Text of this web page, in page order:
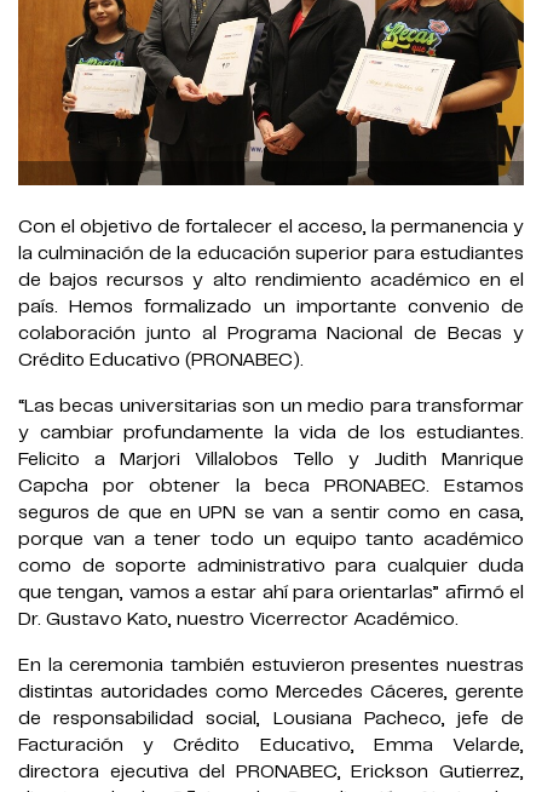
Con el objetivo de fortalecer el acceso, la permanencia y
la culminación de la educación superior para estudiantes
de bajos recursos y alto rendimiento académico en el
país. Hemos formalizado un importante convenio de
colaboración junto al Programa Nacional de Becas y
Crédito Educativo (PRONABEC).
“Las becas universitarias son un medio para transformar
y cambiar profundamente la vida de los estudiantes.
Felicito a Marjori Villalobos Tello y Judith Manrique
Capcha por obtener la beca PRONABEC. Estamos
seguros de que en UPN se van a sentir como en casa,
porque van a tener todo un equipo tanto académico
como de soporte administrativo para cualquier duda
que tengan, vamos a estar ahí para orientarlas” afirmó el
Dr. Gustavo Kato, nuestro Vicerrector Académico.
En la ceremonia también estuvieron presentes nuestras
distintas autoridades como Mercedes Cáceres, gerente
de responsabilidad social, Lousiana Pacheco, jefe de
Facturación y Crédito Educativo, Emma Velarde,
directora ejecutiva del PRONABEC, Erickson Gutierrez,